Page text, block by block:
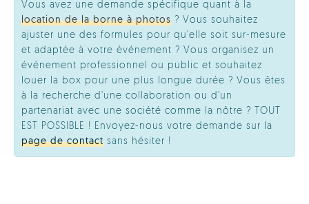
Vous avez une demande spécifique quant à la
location de la borne à photos ? Vous souhaitez
ajuster une des formules pour qu'elle soit sur-mesure
et adaptée à votre événement ? Vous organisez un
événement professionnel ou public et souhaitez
louer la box pour une plus longue durée ? Vous êtes
à la recherche d'une collaboration ou d'un
partenariat avec une société comme la nôtre ? TOUT
EST POSSIBLE ! Envoyez-nous votre demande sur la
page de contact sans hésiter !